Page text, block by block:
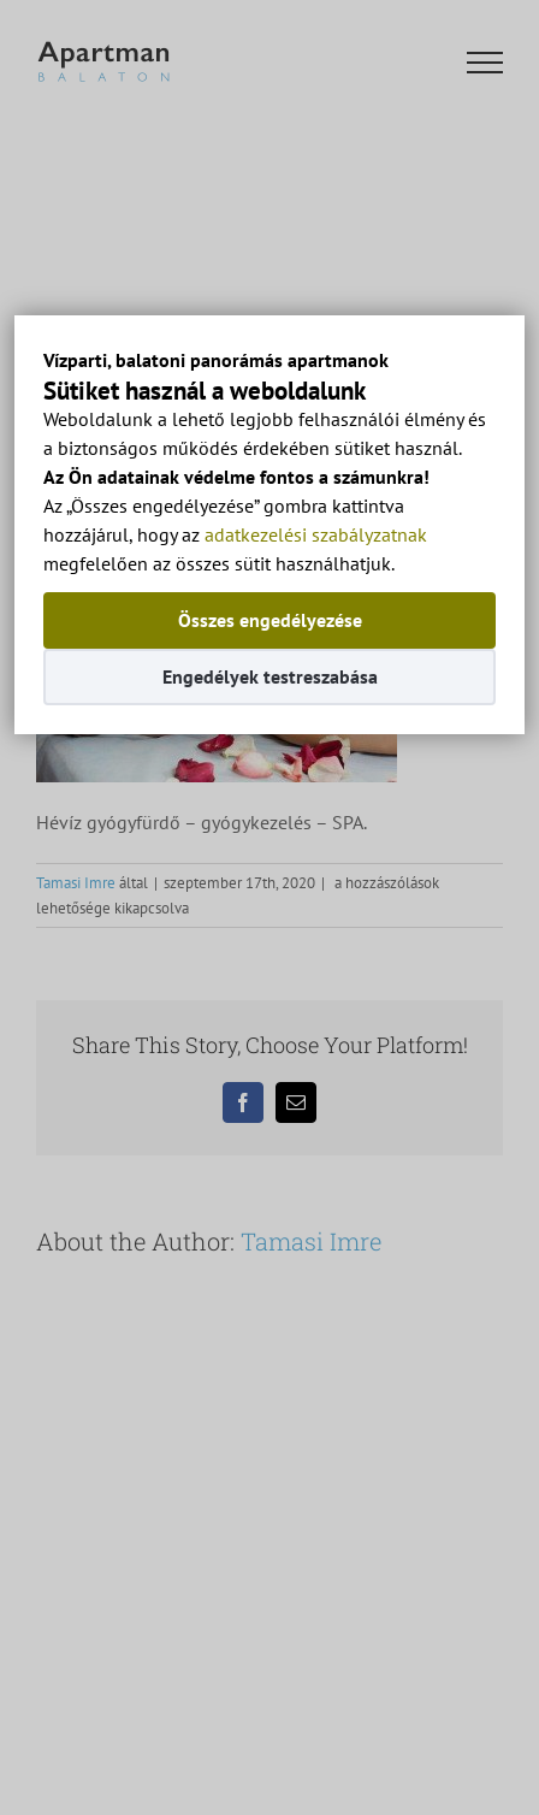
Vízparti, balatoni panorámás apartmanok
Sütiket használ a weboldalunk
Weboldalunk a lehető legjobb felhasználói élmény és
a biztonságos működés érdekében sütiket használ.
Az Ön adatainak védelme fontos a számunkra!
Az „Összes engedélyezése” gombra kattintva
hozzájárul, hogy az adatkezelési szabályzatnak
megfelelően az összes sütit használhatjuk.
Összes engedélyezése
Engedélyek testreszabása
Előző
Hévíz gyógyfürdő – gyógykezelés – SPA.
Tamasi Imre által | szeptember 17th, 2020 | Hévíz
–
bejegyzéshez
a hozzászólások
lehetősége kikapcsolva
Share This Story, Choose Your Platform!
FacebookEmail:
About the Author: Tamasi Imre